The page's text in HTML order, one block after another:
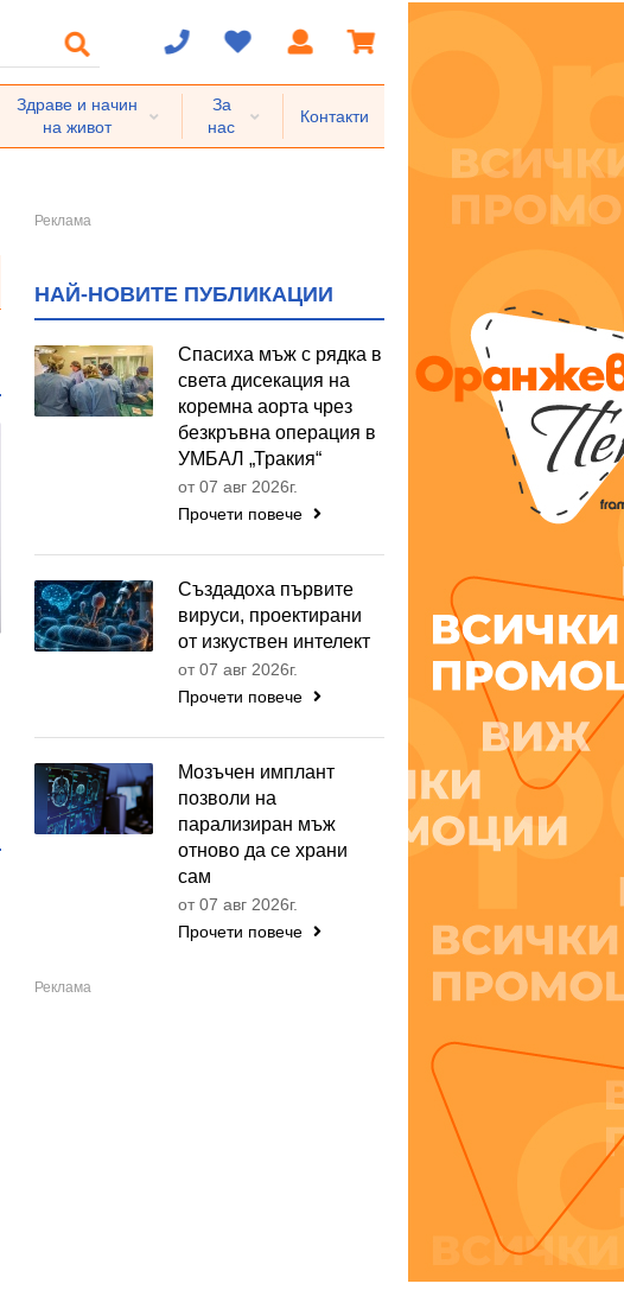
Здраве и начин
на живот
За
нас
Контакти
НАЙ-НОВИТЕ ПУБЛИКАЦИИ
Спасиха мъж с рядка в
света дисекация на
коремна аорта чрез
безкръвна операция в
УМБАЛ „Тракия“
от 07 авг 2026г.
Прочети повече
Създадоха първите
вируси, проектирани
от изкуствен интелект
от 07 авг 2026г.
Прочети повече
Мозъчен имплант
позволи на
парализиран мъж
отново да се храни
сам
от 07 авг 2026г.
Прочети повече